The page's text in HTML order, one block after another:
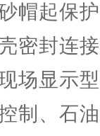
帽起保
密封连
场显示
制、石